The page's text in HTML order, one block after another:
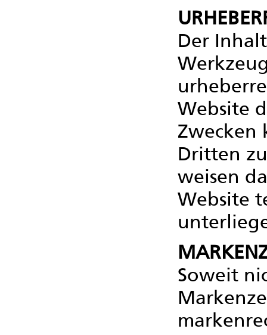
Der
Website
Zwecken
Dritten
weisen
Website
Soweit